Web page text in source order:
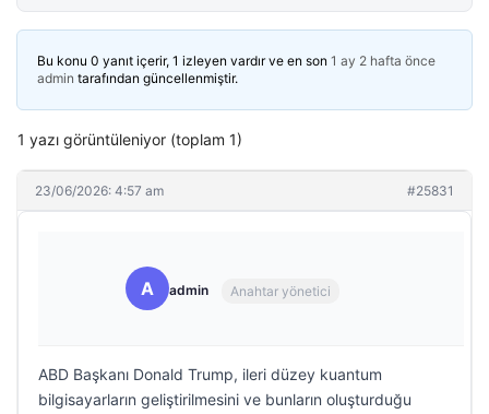
Bu konu 0 yanıt içerir, 1 izleyen vardır ve en son 1 ay 2 hafta önce
admin tarafından güncellenmiştir.
1 yazı görüntüleniyor (toplam 1)
23/06/2026: 4:57 am #25831
A admin Anahtar yönetici
ABD Başkanı Donald Trump, ileri düzey kuantum
bilgisayarların geliştirilmesini ve bunların oluşturduğu